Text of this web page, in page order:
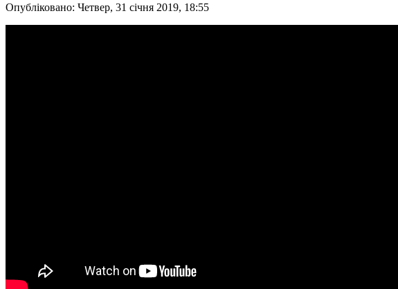
Опубліковано: Четвер, 31 січня 2019, 18:55